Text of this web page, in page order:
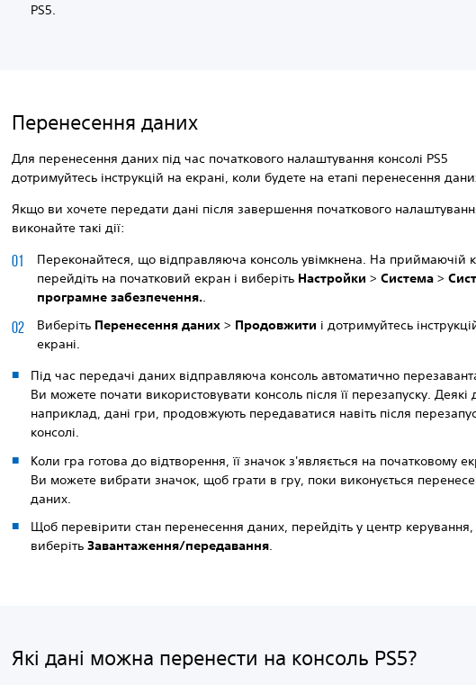
PS5.
Перенесення даних
Для перенесення даних під час початкового налаштування консолі PS5
дотримуйтесь інструкцій на екрані, коли будете на етапі перенесення
Якщо ви хочете передати дані після завершення початкового
виконайте такі дії:
Переконайтеся, що відправляюча консоль увімкнена. На приймаючій
перейдіть на початковий екран і виберіть Настройки >Система>
програмне забезпечення..
Виберіть Перенесення даних> Продовжити і дотримуйтесь
екрані.
Під час передачі даних відправляюча консоль автоматично
Ви можете почати використовувати консоль після її перезапуску. Деякі
наприклад, дані гри, продовжують передаватися навіть після
консолі.
Коли гра готова до відтворення, її значок з'являється на початковому
Ви можете вибрати значок, щоб грати в гру, поки виконується
даних.
Щоб перевірити стан перенесення даних, перейдіть у центр керування,
виберітьЗавантаження/передавання.
Які дані можна перенести на консоль PS5?